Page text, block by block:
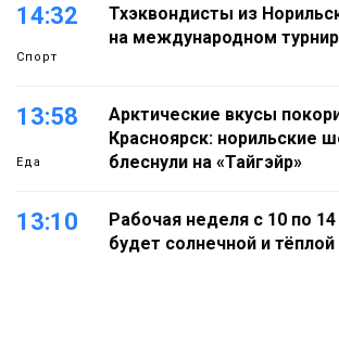
14:32
Спорт
Тхэквондисты из
на международном
13:58
Еда
Арктические вкусы
Красноярск: норильские
блеснули на «Тайгэйр»
13:10
Рабочая неделя с 10 по 14
будет солнечной и тёплой